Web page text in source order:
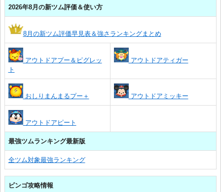
2026年8月の新ツム評価＆使い方
8月の新ツム評価早見表＆強さランキングまとめ
アウトドアプー＆ピグレッ
ト
アウトドアティガー
おしりまんまるプー＋ アウトドアミッキー
アウトドアピート
最強ツムランキング最新版
全ツム対象最強ランキング
ビンゴ攻略情報